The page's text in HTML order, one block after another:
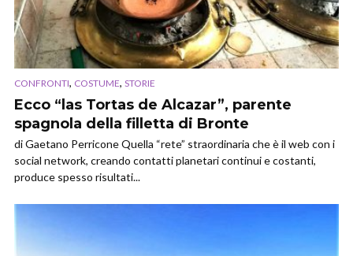
CONFRONTI, COSTUME, STORIE
Ecco “las Tortas de Alcazar”, parente
spagnola della filletta di Bronte
di Gaetano Perricone Quella “rete” straordinaria che è il web con i
social network, creando contatti planetari continui e costanti,
produce spesso risultati...